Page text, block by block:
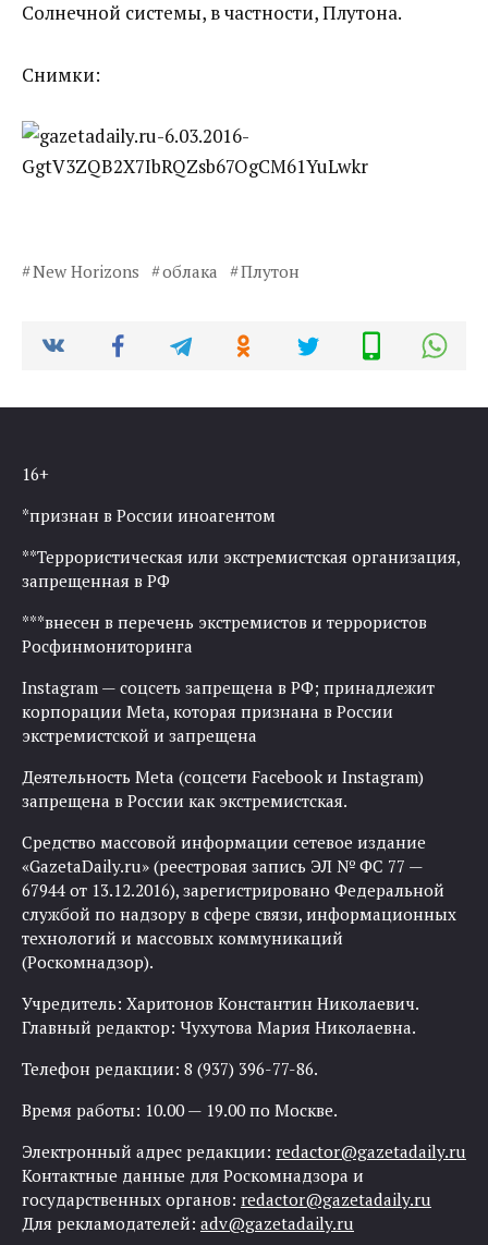
Солнечной системы, в частности, Плутона.
Снимки:
New Horizons облака Плутон
16+
*признан в России иноагентом
**Террористическая или экстремистская организация,
запрещенная в РФ
***внесен в перечень экстремистов и террористов
Росфинмониторинга
Instagram — соцсеть запрещена в РФ; принадлежит
корпорации Meta, которая признана в России
экстремистской и запрещена
Деятельность Meta (соцсети Facebook и Instagram)
запрещена в России как экстремистская.
Средство массовой информации сетевое издание
«GazetaDaily.ru» (реестровая запись ЭЛ № ФС 77 —
67944 от 13.12.2016), зарегистрировано Федеральной
службой по надзору в сфере связи, информационных
технологий и массовых коммуникаций
(Роскомнадзор).
Учредитель: Харитонов Константин Николаевич.
Главный редактор: Чухутова Мария Николаевна.
Телефон редакции: 8 (937) 396-77-86.
Время работы: 10.00 — 19.00 по Москве.
Электронный адрес редакции: redactor@gazetadaily.ru
Контактные данные для Роскомнадзора и
государственных органов: redactor@gazetadaily.ru
Для рекламодателей: adv@gazetadaily.ru